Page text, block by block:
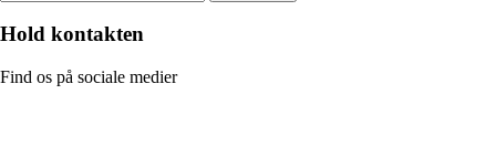
Hold kontakten
Find os på sociale medier